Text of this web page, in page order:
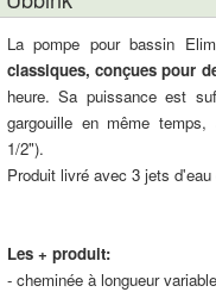
La pompe pour bassin
classiques, conçues pour
heure. Sa puissance est
gargouille en même temps,
1/2").
Produit livré avec 3 jets
Les + produit:
- cheminée à longueur